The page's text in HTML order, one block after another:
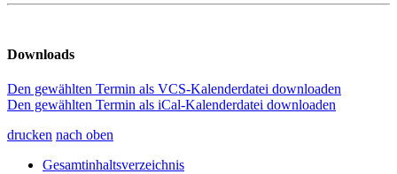
Downloads
Den gewählten Termin als VCS-Kalenderdatei downloaden
Den gewählten Termin als iCal-Kalenderdatei downloaden
drucken nach oben
Gesamtinhaltsverzeichnis